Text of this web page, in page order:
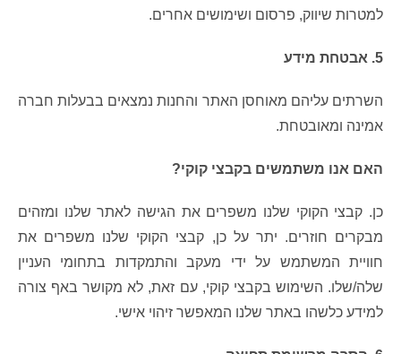
למטרות שיווק, פרסום ושימושים אחרים.
5. אבטחת מידע
השרתים עליהם מאוחסן האתר והחנות נמצאים בבעלות חברה
אמינה ומאובטחת.
האם אנו משתמשים בקבצי קוקי?
כן. קבצי הקוקי שלנו משפרים את הגישה לאתר שלנו ומזהים
מבקרים חוזרים. יתר על כן, קבצי הקוקי שלנו משפרים את
חוויית המשתמש על ידי מעקב והתמקדות בתחומי העניין
שלה/שלו. השימוש בקבצי קוקי, עם זאת, לא מקושר באף צורה
למידע כלשהו באתר שלנו המאפשר זיהוי אישי.